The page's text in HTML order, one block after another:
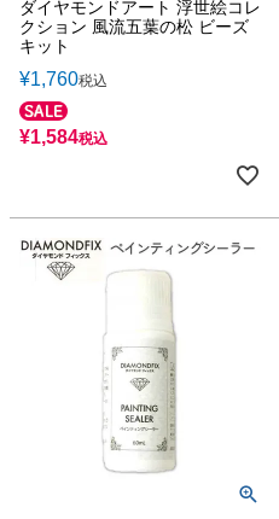
ダイヤモンドアート 浮世絵コレ
クション 風流五葉の松 ビーズ
キット
¥1,760税込
¥1,584税込